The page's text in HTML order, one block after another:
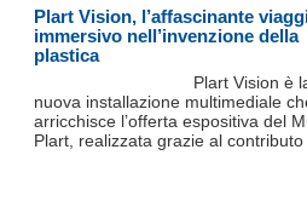
Plart Vision, l’affascinante
immersivo nell’invenzione della
plastica
Plart Vision è
nuova installazione multimediale
arricchisce l’offerta espositiva del
Plart, realizzata grazie al contributo